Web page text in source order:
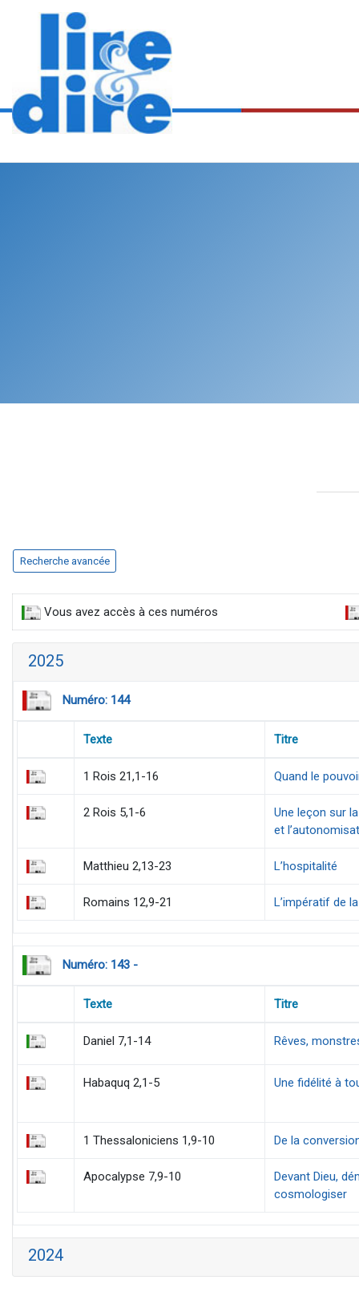
Recherche avancée
Vous avez accès à ces numéros
2025
Numéro: 144
Texte Titre
1 Rois 21,1-16 Quand le
2 Rois 5,1-6
Une leçon sur
et
Matthieu 2,13-23 L’hospitalité
Romains 12,9-21 L’impératif de
Numéro: 143 -
Texte Titre
Daniel 7,1-14 Rêves,
Habaquq 2,1-5 Une fidélité à
1 Thessaloniciens 1,9-10 De la
Apocalypse 7,9-10
Devant Dieu,
cosmologiser
2024